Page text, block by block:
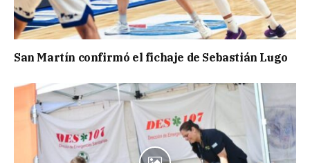
San Martín confirmó el fichaje de Sebastián Lugo